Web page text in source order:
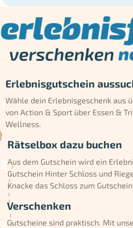
Erlebnisgutschein
Wähle dein Erlebnisgeschenk aus
von Action & Sport über Essen &
Wellness.
Rätselbox dazu buchen
Aus dem Gutschein wird ein
Gutschein Hinter Schloss und
Knacke das Schloss zum Gutschein.
Verschenken
Gutscheine sind praktisch. Mit